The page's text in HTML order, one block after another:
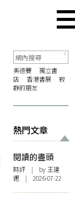
奧德賽
獨立書
店
香港書展
寂
靜的朋友
熱門文章
閱讀的盡頭
時評 | by 王建
鏗 | 2026-07-22